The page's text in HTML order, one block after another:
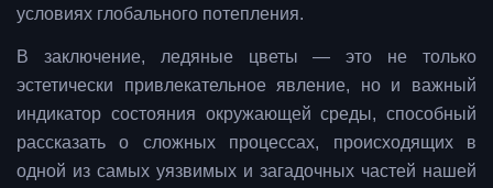
условиях глобального потепления.
В заключение, ледяные цветы — это не только
эстетически привлекательное явление, но и важный
индикатор состояния окружающей среды, способный
рассказать о сложных процессах, происходящих в
одной из самых уязвимых и загадочных частей нашей